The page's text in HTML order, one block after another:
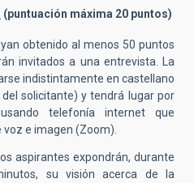
(puntuación máxima 20 puntos)
obtenido al menos 50 puntos
invitados a una entrevista. La
indistintamente en castellano
solicitante) y tendrá lugar por
telefonía internet que
e imagen (Zoom).
aspirantes expondrán, durante
su visión acerca de la